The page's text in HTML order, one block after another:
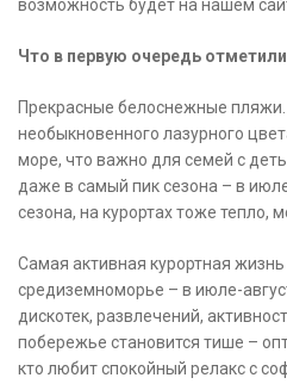
возможность будет на нашем
Что в первую очередь
Прекрасные белоснежные
необыкновенного лазурного
море, что важно для семей с
даже в самый пик сезона – в
сезона, на курортах тоже тепло,
Самая активная курортная жизнь
средиземноморье – в июле-
дискотек, развлечений,
побережье становится тише –
кто любит спокойный релакс с